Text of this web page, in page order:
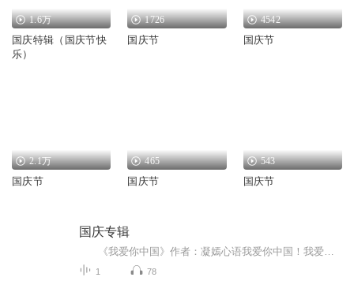
1.6万
国庆特辑（国庆节快
乐）
1726
国庆节
4542
国庆节
2.1万
国庆节
465
国庆节
543
国庆节
国庆专辑
1 78